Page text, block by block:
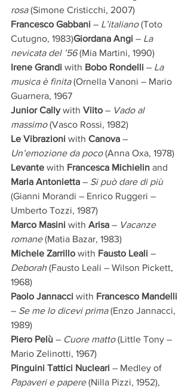
rosa (Simone Cristicchi, 2007)
Francesco Gabbani – L’italiano (Toto
Cutugno, 1983)Giordana Angi – La
nevicata del ’56 (Mia Martini, 1990)
Irene Grandi with Bobo Rondelli – La
musica è finita (Ornella Vanoni – Mario
Guarnera, 1967
Junior Cally with Viito – Vado al
massimo (Vasco Rossi, 1982)
Le Vibrazioni with Canova –
Un’emozione da poco (Anna Oxa, 1978)
Levante with Francesca Michielin and
Maria Antonietta – Si può dare di più
(Gianni Morandi – Enrico Ruggeri –
Umberto Tozzi, 1987)
Marco Masini with Arisa – Vacanze
romane (Matia Bazar, 1983)
Michele Zarrillo with Fausto Leali –
Deborah (Fausto Leali – Wilson Pickett,
1968)
Paolo Jannacci with Francesco Mandelli
– Se me lo dicevi prima (Enzo Jannacci,
1989)
Piero Pelù – Cuore matto (Little Tony –
Mario Zelinotti, 1967)
Pinguini Tattici Nucleari – Medley of
Papaveri e papere (Nilla Pizzi, 1952),